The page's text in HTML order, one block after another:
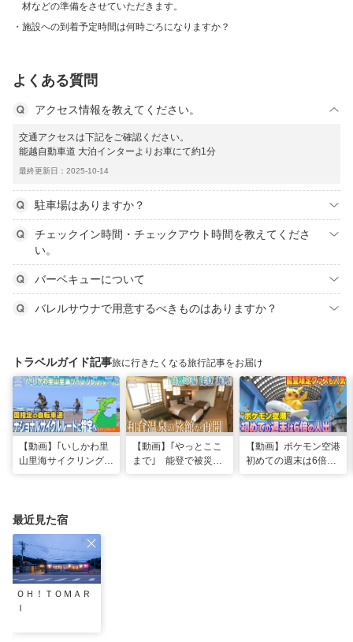
材などの準備をさせていただきます。
施設への到着予定時間は何時ごろになりますか？
よくある質問
アクセス情報を教えてください。
交通アクセスは下記をご確認ください。
能越自動車道 大泊インターよりお車にて約1分
最終更新日：2025-10-14
駐車場はありますか？
チェックイン時間・チェックアウト時間を教えてくださ
い。
バーベキューについて
バレルサウナで用意するべきものはありますか？
トラベルガイド記事旅に行きたくなる旅行記事をお届け
【動画】｢いしかわ里
山里海サイクリングル
【動画】｢やっとここ
まで｣ 能登で被災の
【動画】ポケモン空港
初めての週末は6倍の
最近見た宿
ＯＨ！ＴＯＭＡＲ
Ｉ